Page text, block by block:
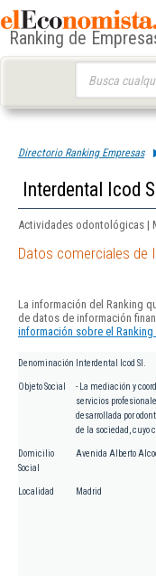
Ranking de
Directorio Ranking Empresas
Interdental Icod
Actividades odontológicas |
Datos comerciales de
La información del Ranking
de datos de información
información sobre el Ranking
Denominación Interdental Icod Sl.
Objeto Social
- La mediación y
servicios
desarrollada por
de la sociedad, cuyo
Domicilio
Social
Avenida Alberto
Localidad Madrid